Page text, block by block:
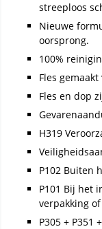
streeploos
Nieuwe
oorsprong.
100%
Fles
Fles en dop
H319
P102 Buiten
P101 Bij het
verpakking
P305 + P351